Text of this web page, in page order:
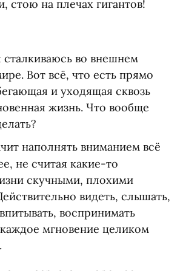
стою на плечах гигантов!
сталкиваюсь во внешнем
Вот всё, что есть прямо
и уходящая сквозь
жизнь. Что вообще
наполнять вниманием всё
не считая какие-то
скучными, плохими
видеть, слышать,
воспринимать
мгновение целиком